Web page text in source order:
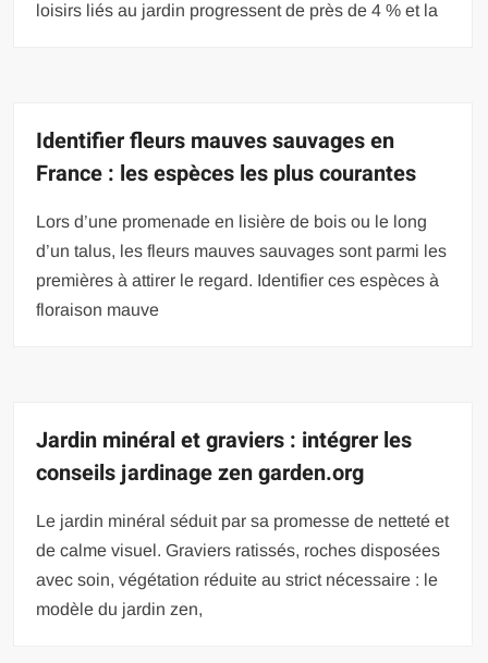
loisirs liés au jardin progressent de près de 4 % et la
Identifier fleurs mauves sauvages en
France : les espèces les plus courantes
Lors d’une promenade en lisière de bois ou le long
d’un talus, les fleurs mauves sauvages sont parmi les
premières à attirer le regard. Identifier ces espèces à
floraison mauve
Jardin minéral et graviers : intégrer les
conseils jardinage zen garden.org
Le jardin minéral séduit par sa promesse de netteté et
de calme visuel. Graviers ratissés, roches disposées
avec soin, végétation réduite au strict nécessaire : le
modèle du jardin zen,